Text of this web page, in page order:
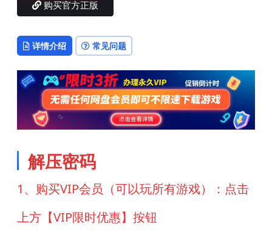
购买官方正版
详情介绍 常见问题
解压密码
1、购买VIP会员（可以玩所有游戏）：点击
上方【VIP限时优惠】按钮